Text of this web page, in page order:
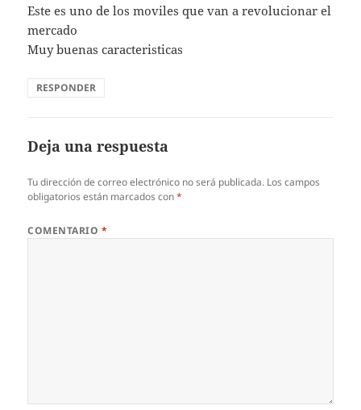
Este es uno de los moviles que van a revolucionar el
mercado
Muy buenas caracteristicas
RESPONDER
Deja una respuesta
Tu dirección de correo electrónico no será publicada. Los campos
obligatorios están marcados con*
COMENTARIO *